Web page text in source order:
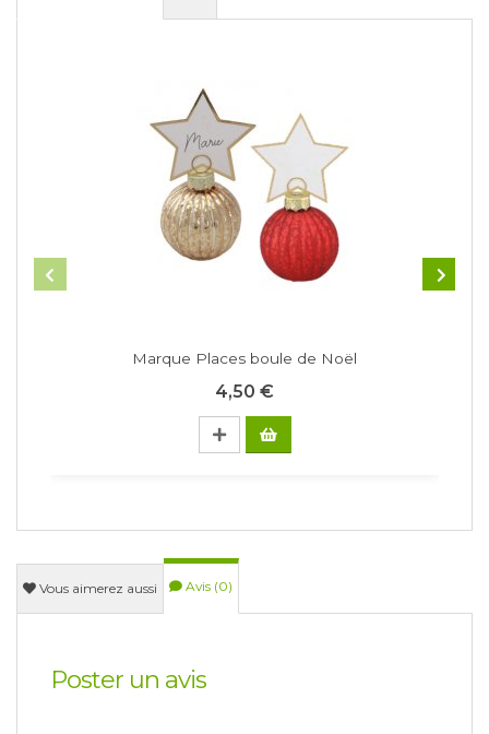
Marque Places boule de Noël
4,50 €
Vous aimerez aussi Avis (0)
Poster un avis